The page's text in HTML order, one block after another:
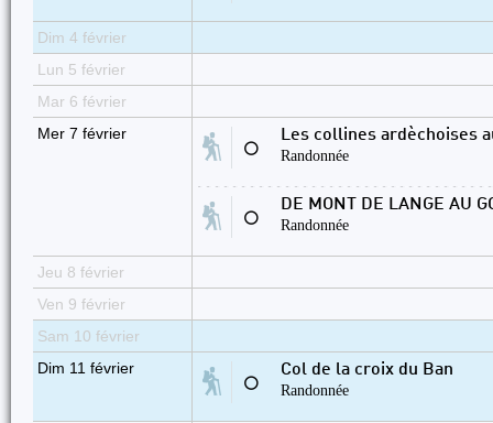
Dim 4 février
Lun 5 février
Mar 6 février
Mer 7 février
⚪
Les collines ardèchoises
Randonnée
⚪
DE MONT DE LANGE AU
Randonnée
Jeu 8 février
Ven 9 février
Sam 10 février
Dim 11 février
⚪
Col de la croix du Ban
Randonnée